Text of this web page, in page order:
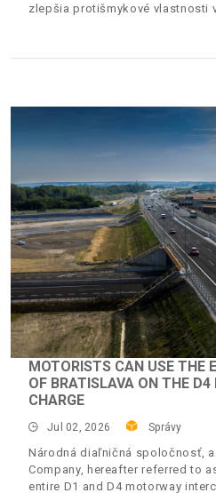
zlepšia protišmykové vlastnosti
MOTORISTS CAN USE THE
OF BRATISLAVA ON THE D4
CHARGE
Jul 02, 2026 Správy
Národná diaľničná spoločnosť,
Company, hereafter referred to
entire D1 and D4 motorway